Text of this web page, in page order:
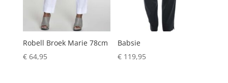
Robell Broek Marie 78cm
€64,95
Babsie
€ 119,95